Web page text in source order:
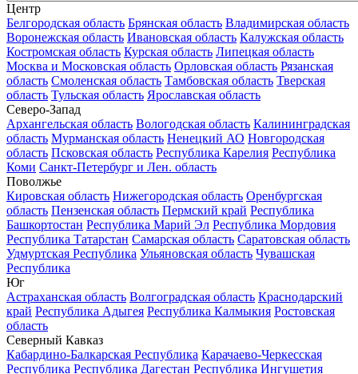
Центр
Белгородская область Брянская область Владимирская область
Воронежская область Ивановская область Калужская область
Костромская область Курская область Липецкая область
Москва и Московская область Орловская область Рязанская
область Смоленская область Тамбовская область Тверская
область Тульская область Ярославская область
Северо-Запад
Архангельская область Вологодская область Калининградская
область Мурманская область Ненецкий АО Новгородская
область Псковская область Республика Карелия Республика
Коми Санкт-Петербург и Лен. область
Поволжье
Кировская область Нижегородская область Оренбургская
область Пензенская область Пермский край Республика
Башкортостан Республика Марий Эл Республика Мордовия
Республика Татарстан Самарская область Саратовская область
Удмуртская Республика Ульяновская область Чувашская
Республика
Юг
Астраханская область Волгоградская область Краснодарский
край Республика Адыгея Республика Калмыкия Ростовская
область
Северный Кавказ
Кабардино-Балкарская Республика Карачаево-Черкесская
Республика Республика Дагестан Республика Ингушетия